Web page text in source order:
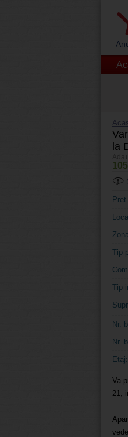
la
Tip
Tip
Nr.
Nr.
Etaj:
Va
21,